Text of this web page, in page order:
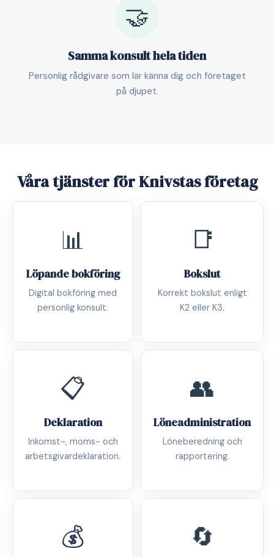
🤝
Samma konsult hela tiden
Personlig rådgivare som lär känna dig och företaget
på djupet.
Våra tjänster för Knivstas företag
📊
Löpande bokföring
Digital bokföring med
personlig konsult.
📑
Bokslut
Korrekt bokslut enligt
K2 eller K3.
📋
Deklaration
Inkomst-, moms- och
arbetsgivardeklaration.
👥
Löneadministration
Löneberedning och
rapportering.
💰 🔄